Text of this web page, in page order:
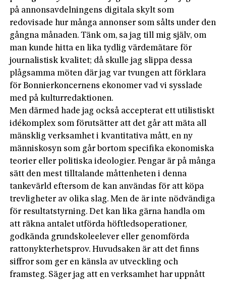
på annonsavdelningens digitala skylt som
redovisade hur många annonser som sålts under den
gångna månaden. Tänk om, sa jag till mig själv, om
man kunde hitta en lika tydlig värdemätare för
journalistisk kvalitet; då skulle jag slippa dessa
plågsamma möten där jag var tvungen att förklara
för Bonnierkoncernens ekonomer vad vi sysslade
med på kulturredaktionen.
Men därmed hade jag också accepterat ett utilistiskt
idékomplex som förutsätter att det går att mäta all
mänsklig verksamhet i kvantitativa mått, en ny
människosyn som går bortom specifika ekonomiska
teorier eller politiska ideologier. Pengar är på många
sätt den mest tilltalande måttenheten i denna
tankevärld eftersom de kan användas för att köpa
trevligheter av olika slag. Men de är inte nödvändiga
för resultatstyrning. Det kan lika gärna handla om
att räkna antalet utförda höftledsoperationer,
godkända grundskoleelever eller genomförda
rattonykterhetsprov. Huvudsaken är att det finns
siffror som ger en känsla av utveckling och
framsteg. Säger jag att en verksamhet har uppnått